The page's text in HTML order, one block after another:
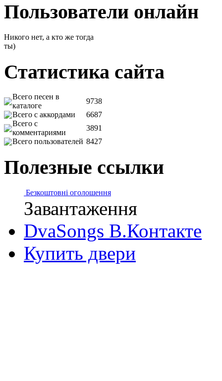
Пользователи онлайн
Никого нет, а кто же тогда
ты)
Статистика сайта
Всего песен в
каталоге
9738
Всего с аккордами
6687
Всего с
комментариями
3891
Всего пользователей 8427
Полезные ссылки
Безкоштовні оголошення
Завантаження
DvaSongs В.Контакте
Купить двери